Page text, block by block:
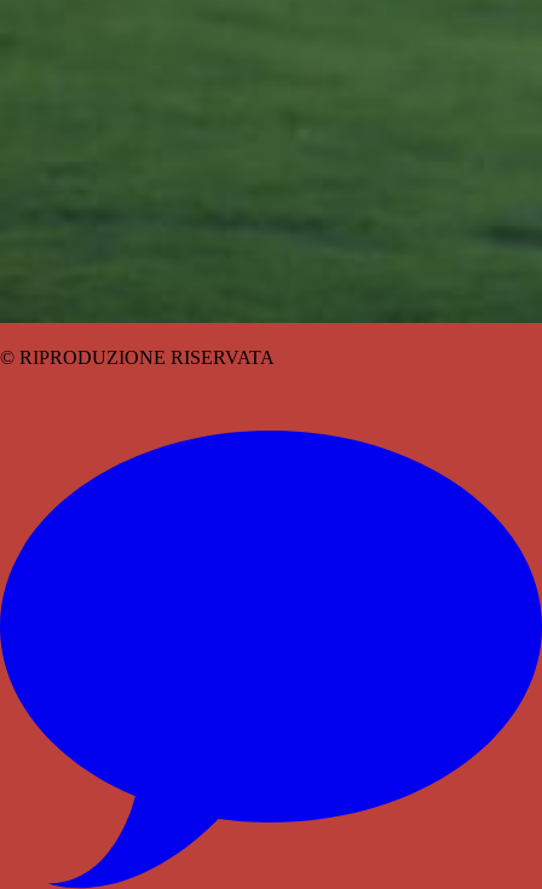
© RIPRODUZIONE RISERVATA